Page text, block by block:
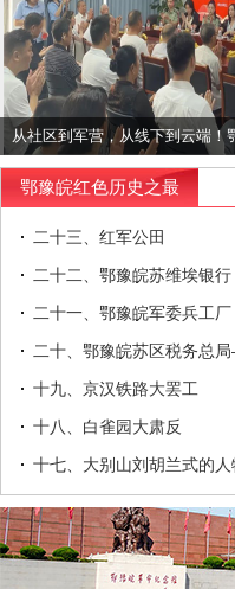
鄂豫皖红色历史之最
二十三、红军公田
二十二、鄂豫皖苏维埃银行
二十一、鄂豫皖军委兵工厂
二十、鄂豫皖苏区税务总局
十九、京汉铁路大罢工
十八、白雀园大肃反
十七、大别山刘胡兰式的